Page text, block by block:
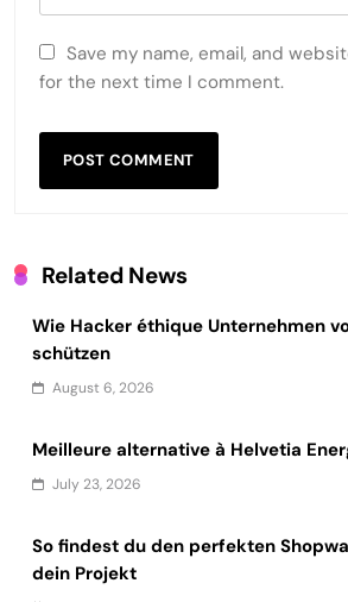
Save my name, email, and
for the next time I comment.
Related News
Wie Hacker éthique Unternehmen
schützen
August 6, 2026
Meilleure alternative à Helvetia
July 23, 2026
So findest du den perfekten
dein Projekt